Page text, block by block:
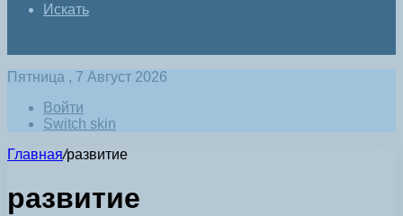
Искать
Пятница , 7 Август 2026
Войти
Switch skin
Главная/развитие
развитие